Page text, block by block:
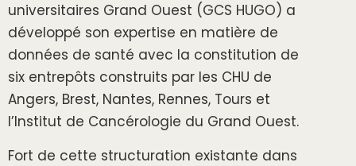
universitaires Grand Ouest (GCS HUGO) a
développé son expertise en matière de
données de santé avec la constitution de
six entrepôts construits par les CHU de
Angers, Brest, Nantes, Rennes, Tours et
l’Institut de Cancérologie du Grand Ouest.
Fort de cette structuration existante dans